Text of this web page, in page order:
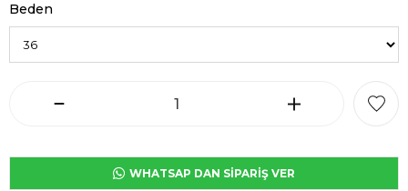
Beden
WHATSAP DAN SİPARİŞ VER